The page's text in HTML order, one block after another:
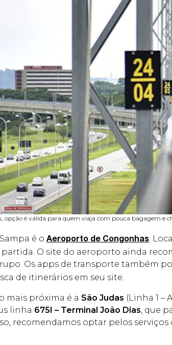
opção é válida para quem viaja com pouca bagagem e
é o Aeroporto de Congonhas.
O site do aeroporto ainda
Os apps de transporte também
de itinerários em seu site.
mais próxima é a São Judas (Linha 1 –
linha 675I – Terminal João Dias, que
recomendamos optar pelos